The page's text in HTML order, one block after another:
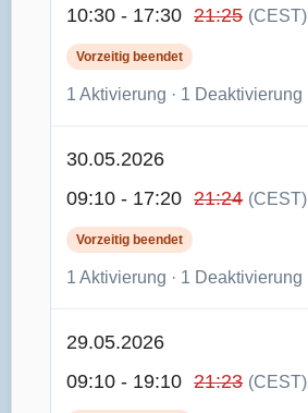
10:30 - 17:30 21:25 (CEST)
Vorzeitig beendet
1 Aktivierung · 1 Deaktivierung
30.05.2026
09:10 - 17:20 21:24 (CEST)
Vorzeitig beendet
1 Aktivierung · 1 Deaktivierung
29.05.2026
09:10 - 19:10 21:23 (CEST)